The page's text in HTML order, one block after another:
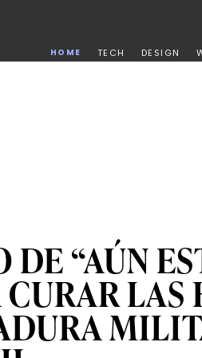
y diseño
HOME TECH DESIGN
DE “AÚN
LAS